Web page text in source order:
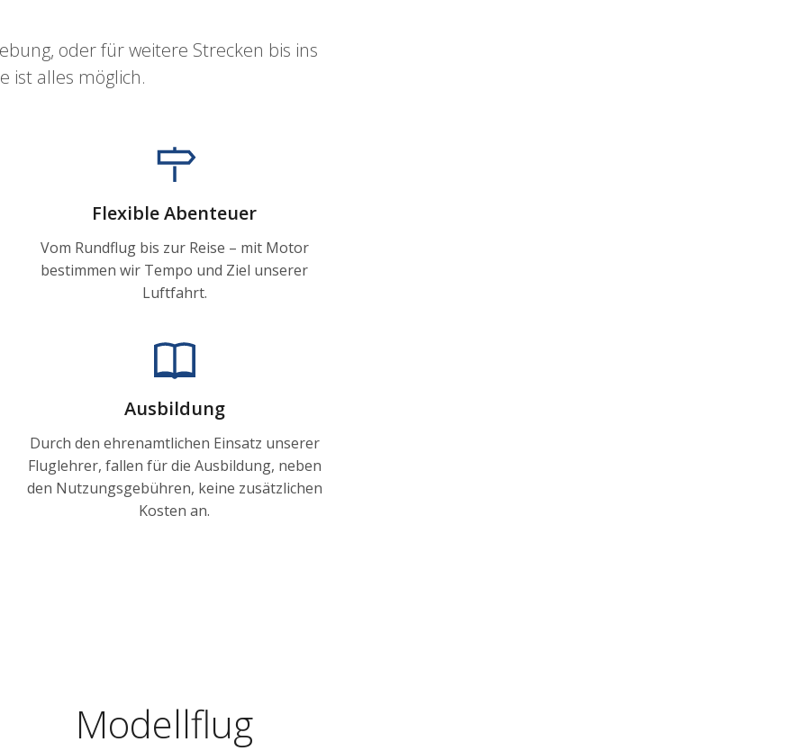
oder für weitere Strecken bis ins
ist alles möglich.
Flexible Abenteuer
Vom Rundflug bis zur Reise – mit Motor
bestimmen wir Tempo und Ziel unserer
Luftfahrt.
Ausbildung
Durch den ehrenamtlichen Einsatz unserer
Fluglehrer, fallen für die Ausbildung, neben
den Nutzungsgebühren, keine zusätzlichen
Kosten an.
Modellflug